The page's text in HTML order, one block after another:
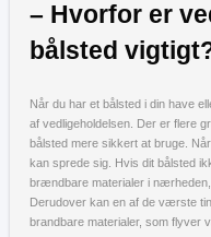
– Hvorfor er
bålsted
Når du har et bålsted i din have
af vedligeholdelsen. Der er flere
bålsted mere sikkert at bruge.
kan sprede sig. Hvis dit bålsted
brændbare materialer i nærheden,
Derudover kan en af de værste
brandbare materialer, som flyver